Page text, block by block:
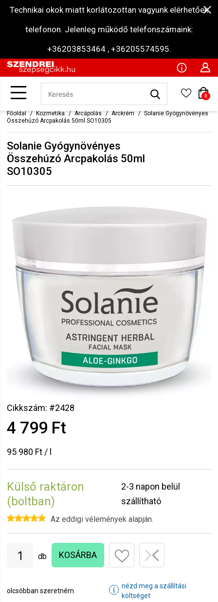
Technikai okok miatt korlátozottan vagyunk elérhetőek
telefonon. Jelenleg működő telefonszámaink:
+36203853464 , +36205574595.
0
Főoldal Kozmetika Arcápolás Arckrém
Solanie Gyógynövényes
Összehúzó Arcpakolás 50ml SO10305
Solanie Gyógynövényes
Összehúzó Arcpakolás 50ml
SO10305
Cikkszám: #2428
4 799 Ft
95 980 Ft / l
Külső raktáron
(boltban)
2-3 napon belül
szállítható
Az eddigi vélemények alapján.
db KOSÁRBA
olcsóbban szeretném ℹ
nézd meg a szállítási
költséget